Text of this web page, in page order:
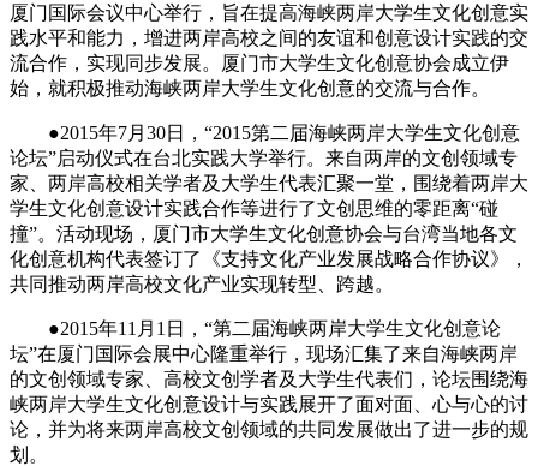
厦门国际会议中心举行，旨在提高海峡两岸大学生文化创意实
践水平和能力，增进两岸高校之间的友谊和创意设计实践的交
流合作，实现同步发展。厦门市大学生文化创意协会成立伊
始，就积极推动海峡两岸大学生文化创意的交流与合作。
●2015年7月30日，“2015第二届海峡两岸大学生文化创意
论坛”启动仪式在台北实践大学举行。来自两岸的文创领域专
家、两岸高校相关学者及大学生代表汇聚一堂，围绕着两岸大
学生文化创意设计实践合作等进行了文创思维的零距离“碰
撞”。活动现场，厦门市大学生文化创意协会与台湾当地各文
化创意机构代表签订了《支持文化产业发展战略合作协议》，
共同推动两岸高校文化产业实现转型、跨越。
●2015年11月1日，“第二届海峡两岸大学生文化创意论
坛”在厦门国际会展中心隆重举行，现场汇集了来自海峡两岸
的文创领域专家、高校文创学者及大学生代表们，论坛围绕海
峡两岸大学生文化创意设计与实践展开了面对面、心与心的讨
论，并为将来两岸高校文创领域的共同发展做出了进一步的规
划。